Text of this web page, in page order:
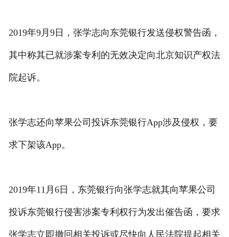
2019年9月9日，张学志向东莞银行发送侵权警告函，
其中称其已就涉案专利的无效决定向北京知识产权法
院起诉。
张学志还向苹果公司投诉东莞银行App涉及侵权，要
求下架该App。
2019年11月6日，东莞银行向张学志就其向苹果公司
投诉东莞银行侵害涉案专利权行为发出催告函，要求
张学志立即撤回相关投诉或尽快向人民法院提起相关